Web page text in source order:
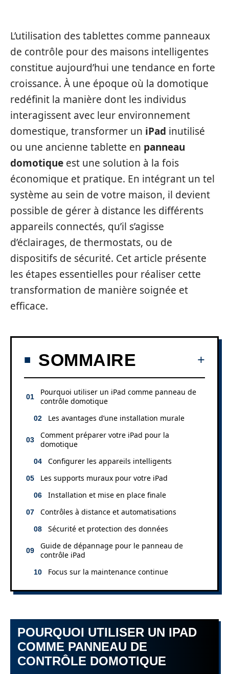
L’utilisation des tablettes comme panneaux
de contrôle pour des maisons intelligentes
constitue aujourd’hui une tendance en forte
croissance. À une époque où la domotique
redéfinit la manière dont les individus
interagissent avec leur environnement
domestique, transformer un iPad inutilisé
ou une ancienne tablette en panneau
domotique est une solution à la fois
économique et pratique. En intégrant un tel
système au sein de votre maison, il devient
possible de gérer à distance les différents
appareils connectés, qu’il s’agisse
d’éclairages, de thermostats, ou de
dispositifs de sécurité. Cet article présente
les étapes essentielles pour réaliser cette
transformation de manière soignée et
efficace.
SOMMAIRE
Pourquoi utiliser un iPad comme panneau de
contrôle domotique
Les avantages d’une installation murale
Comment préparer votre iPad pour la
domotique
Configurer les appareils intelligents
Les supports muraux pour votre iPad
Installation et mise en place finale
Contrôles à distance et automatisations
Sécurité et protection des données
Guide de dépannage pour le panneau de
contrôle iPad
Focus sur la maintenance continue
POURQUOI UTILISER UN IPAD
COMME PANNEAU DE
CONTRÔLE DOMOTIQUE